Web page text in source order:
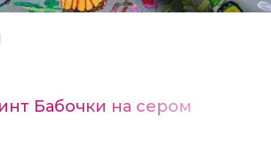
Бабочки на сером